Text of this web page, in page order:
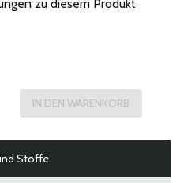
zu diesem Produkt
Stoffe